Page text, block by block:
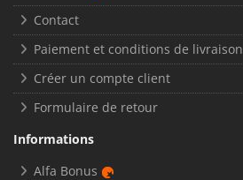
Contact
Paiement et conditions de livraison
Créer un compte client
Formulaire de retour
Informations
Alfa Bonus